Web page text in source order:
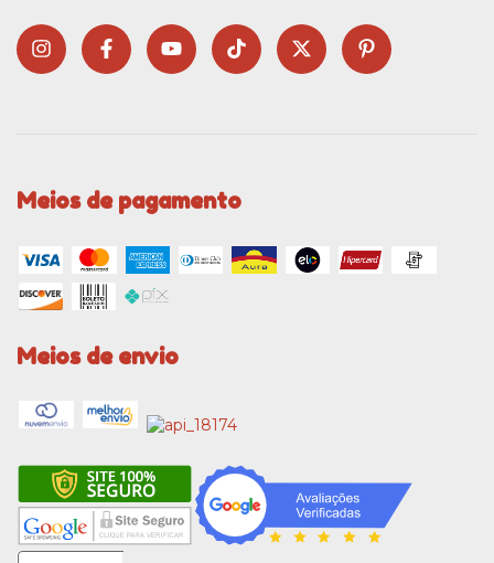
Meios de pagamento
Meios de envio